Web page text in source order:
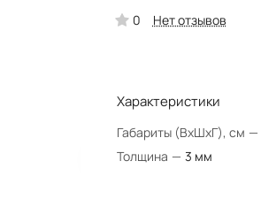
0 Нет отзывов
Характеристики
Габариты (ВхШхГ), см —
Толщина — 3 мм